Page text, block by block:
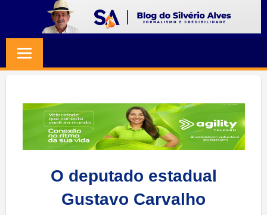
content
SILVERIO
ALVES
Jornalismo
Credibilidade
O deputado estadual
Gustavo Carvalho